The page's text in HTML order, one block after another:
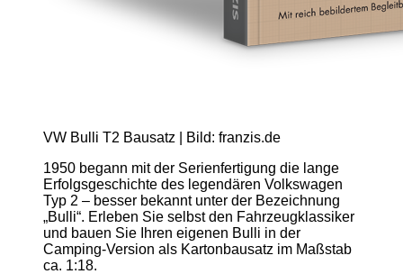
VW Bulli T2 Bausatz | Bild: franzis.de
1950 begann mit der Serienfertigung die lange
Erfolgsgeschichte des legendären Volkswagen
Typ 2 – besser bekannt unter der Bezeichnung
„Bulli“. Erleben Sie selbst den Fahrzeugklassiker
und bauen Sie Ihren eigenen Bulli in der
Camping-Version als Kartonbausatz im Maßstab
ca. 1:18.